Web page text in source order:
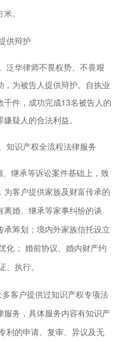
。
供辩护
泛华律师不畏权势、不畏艰
为被告人提供辩护。自执业
件，成功完成13名被告人的
疑人的合法利益。
知识产权全流程法律服务
继承等诉讼案件基础上，致
为客户提供家族及财富传承的
离婚、继承等家事纠纷的谈
承筹划；境内外家族信托设立
化； 婚前协议、婚内财产约
、执行。
客户提供过知识产权专项法
服务，具体服务内容有知识产
利的申请、复审、异议及无